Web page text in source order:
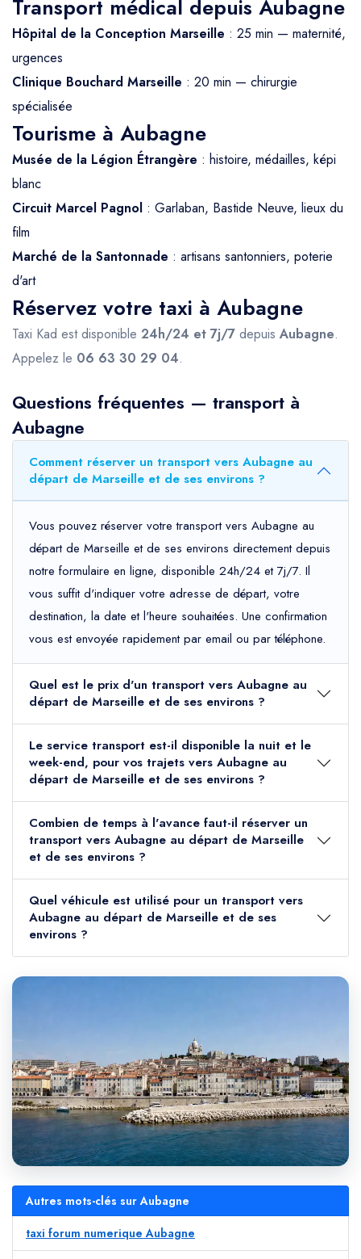
Transport médical depuis Aubagne
Hôpital de la Conception Marseille : 25 min — maternité,
urgences
Clinique Bouchard Marseille : 20 min — chirurgie
spécialisée
Tourisme à Aubagne
Musée de la Légion Étrangère : histoire, médailles, képi
blanc
Circuit Marcel Pagnol : Garlaban, Bastide Neuve, lieux du
film
Marché de la Santonnade : artisans santonniers, poterie
d'art
Réservez votre taxi à Aubagne
Taxi Kad est disponible 24h/24 et 7j/7 depuis Aubagne.
Appelez le 06 63 30 29 04.
Questions fréquentes — transport à
Aubagne
Comment réserver un transport vers Aubagne au
départ de Marseille et de ses environs ?
Vous pouvez réserver votre transport vers Aubagne au
départ de Marseille et de ses environs directement depuis
notre formulaire en ligne, disponible 24h/24 et 7j/7. Il
vous suffit d'indiquer votre adresse de départ, votre
destination, la date et l'heure souhaitées. Une confirmation
vous est envoyée rapidement par email ou par téléphone.
Quel est le prix d'un transport vers Aubagne au
départ de Marseille et de ses environs ?
Le service transport est-il disponible la nuit et le
week-end, pour vos trajets vers Aubagne au
départ de Marseille et de ses environs ?
Combien de temps à l'avance faut-il réserver un
transport vers Aubagne au départ de Marseille
et de ses environs ?
Quel véhicule est utilisé pour un transport vers
Aubagne au départ de Marseille et de ses
environs ?
Autres mots-clés sur Aubagne
taxi forum numerique Aubagne